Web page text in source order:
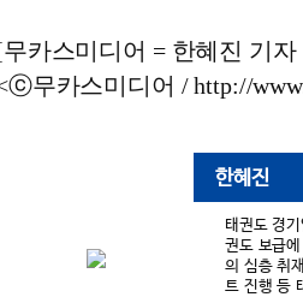
카스미디어 = 한혜진 기자
무카스미디어 / http://
한혜진
태권도 경
권도 보급
의 심층 취
트 진행 등